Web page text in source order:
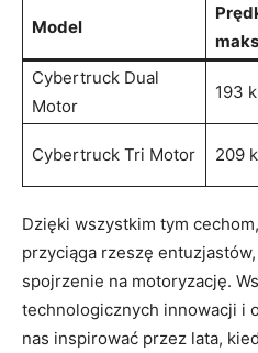
Model
Cybertruck Dual
Motor
193
Cybertruck Tri Motor 209
Dzięki wszystkim tym
przyciąga rzeszę
spojrzenie na motoryzację.
technologicznych ‍innowacji i
nas inspirować przez lata,